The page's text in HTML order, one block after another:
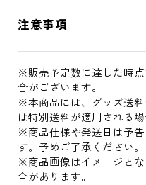
注意事項
※販売予定数に達した時
合がございます。
※本商品には、グッズ送
は特別送料が適用される場
※商品仕様や発送日は予
す。予めご了承ください。
※商品画像はイメージと
合があります。